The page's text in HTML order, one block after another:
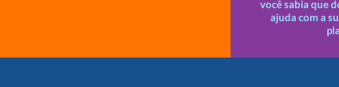
você sabia que
ajuda com a
Todas as